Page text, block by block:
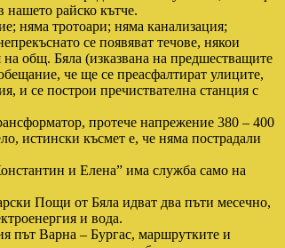
нашето райско кътче.
няма тротоари; няма канализация;
се появяват течове, някои
общ. Бяла (изказвана на предшестващите
че ще се преасфалтират улиците,
и се построи пречиствателна станция с
протече напрежение 380 – 400
истински късмет е, че няма пострадали
и Елена” има служба само на
Пощи от Бяла идват два пъти месечно,
и вода.
път Варна – Бургас, маршрутките и